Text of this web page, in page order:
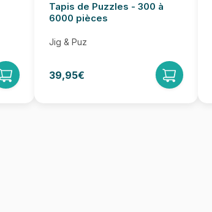
Tapis de Puzzles - 300 à
6000 pièces
Jig & Puz
39,95€